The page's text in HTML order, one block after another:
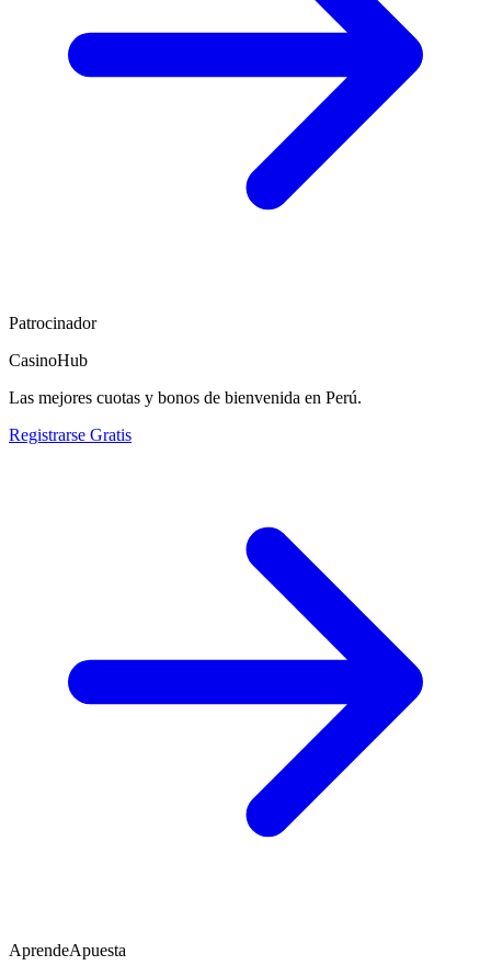
Patrocinador
CasinoHub
Las mejores cuotas y bonos de bienvenida en Perú.
Registrarse Gratis
AprendeApuesta